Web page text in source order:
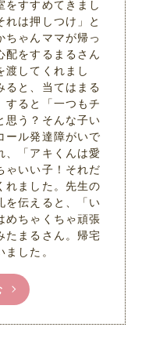
すすめてきまし
は押しつけ」と
ちゃんママが帰っ
配をするまるさん
渡してくれまし
ると、当てはまる
すると「一つもチ
思う？そんな子い
ール発達障がいで
、「アキくんは愛
ゃいい子！それだ
れました。先生の
を伝えると、「い
めちゃくちゃ頑張
たまるさん。帰宅
した。